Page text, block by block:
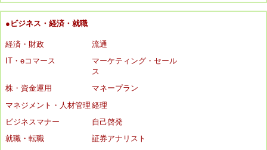
●ビジネス・経済・就職
経済・財政
流通
IT・eコマース
マーケティング・セール
ス
株・資金運用
マネープラン
マネジメント・人材管理 経理
ビジネスマナー
自己啓発
就職・転職
証券アナリスト